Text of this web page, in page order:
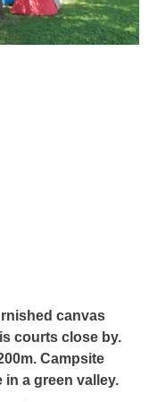
canvas
courts close by.
Campsite
a green valley.